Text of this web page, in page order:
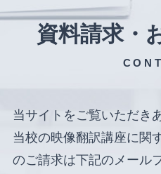
資料請求・
当サイトをご覧いただき
当校の映像翻訳講座に関
のご請求は下記のメール